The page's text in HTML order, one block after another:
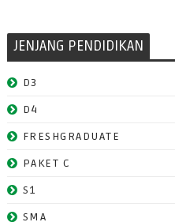
JENJANG PENDIDIKAN
D3
D4
FRESHGRADUATE
PAKET C
S1
SMA